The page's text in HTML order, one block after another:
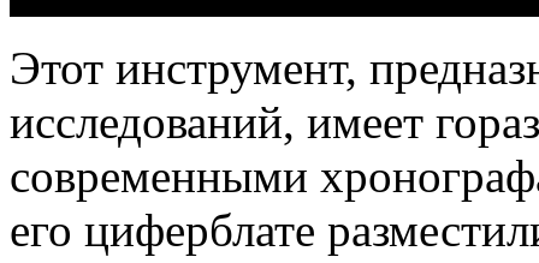
Этот инструмент,
исследований, имеет
современными
его циферблате